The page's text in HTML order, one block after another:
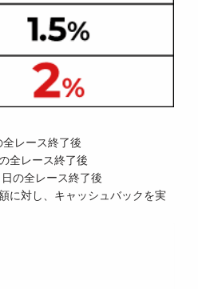
レース終了後
全レース終了後
の全レース終了後
に対し、キャッシュバックを実